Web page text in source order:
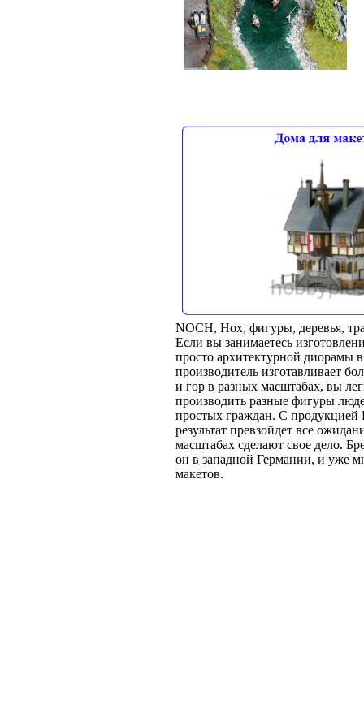
NOCH, Нох, фигуры, деревья,
Если вы занимаетесь
просто архитектурной диорамы
производитель изготавливает
и гор в разных масштабах, вы
производить разные фигуры
простых граждан. С продукцией
результат превзойдет все
масштабах сделают свое дело.
он в западной Германии, и уже
макетов.